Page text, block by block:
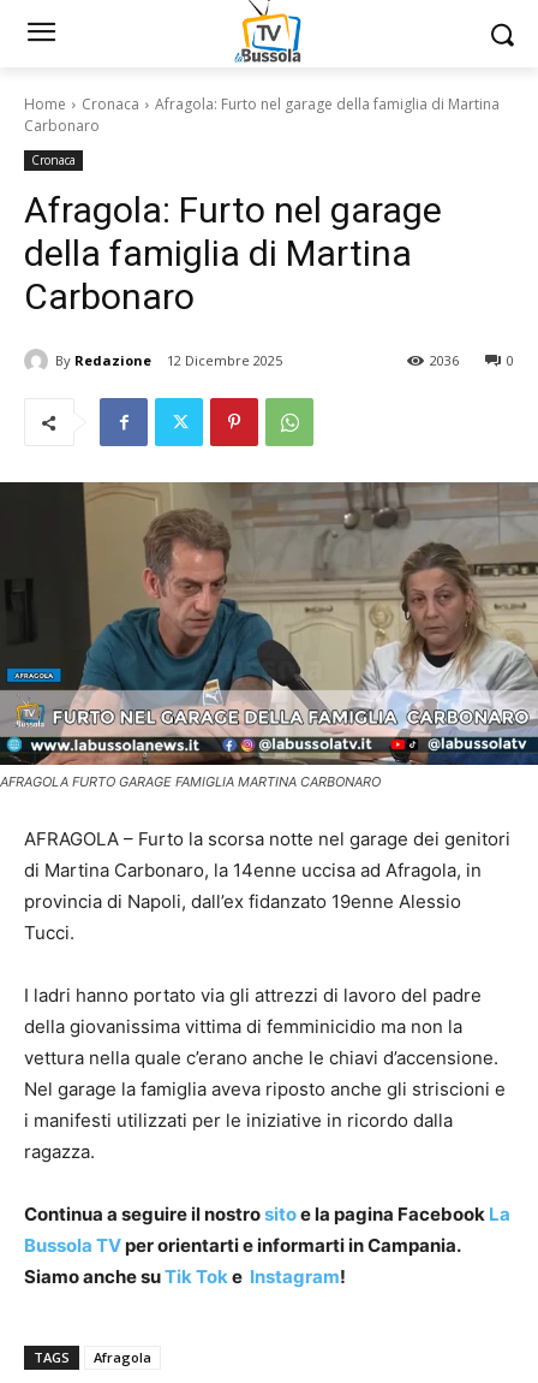
Home Cronaca
Afragola: Furto nel garage della famiglia di Martina
Carbonaro
Cronaca
Afragola: Furto nel garage
della famiglia di Martina
Carbonaro
By Redazione 12 Dicembre 2025 0
2036
AFRAGOLA FURTO GARAGE FAMIGLIA MARTINA CARBONARO
AFRAGOLA – Furto la scorsa notte nel garage dei genitori
di Martina Carbonaro, la 14enne uccisa ad Afragola, in
provincia di Napoli, dall’ex fidanzato 19enne Alessio
Tucci.
I ladri hanno portato via gli attrezzi di lavoro del padre
della giovanissima vittima di femminicidio ma non la
vettura nella quale c’erano anche le chiavi d’accensione.
Nel garage la famiglia aveva riposto anche gli striscioni e
i manifesti utilizzati per le iniziative in ricordo dalla
ragazza.
Continua a seguire il nostrositoe la pagina Facebook La
Bussola TVper orientarti e informarti in Campania.
Siamo anche suTik Toke Instagram!
TAGS Afragola